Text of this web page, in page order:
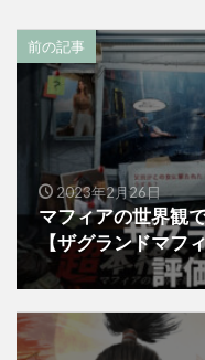
前の記事
2023年2月26日
マフィアの世界観
【ザグランドマフ